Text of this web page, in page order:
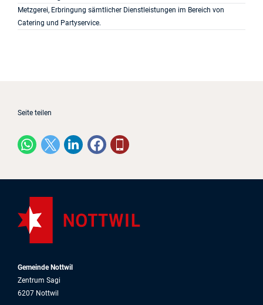
Metzgerei, Erbringung sämtlicher Dienstleistungen im Bereich von
Catering und Partyservice.
Seite teilen
Gemeinde Nottwil
Zentrum Sagi
6207 Nottwil